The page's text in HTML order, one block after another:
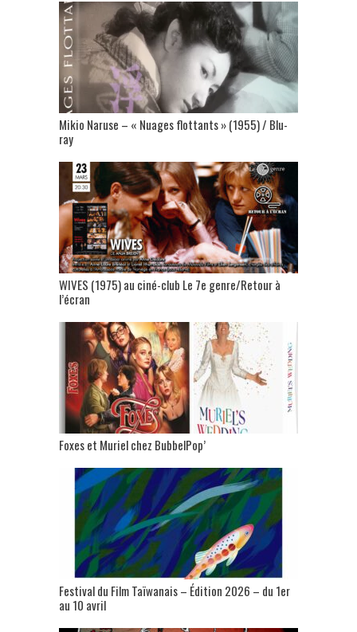
Mikio Naruse – « Nuages flottants » (1955) / Blu-
ray
WIVES (1975) au ciné-club Le 7e genre/Retour à
l’écran
Foxes et Muriel chez BubbelPop’
Festival du Film Taïwanais – Édition 2026 – du 1er
au 10 avril